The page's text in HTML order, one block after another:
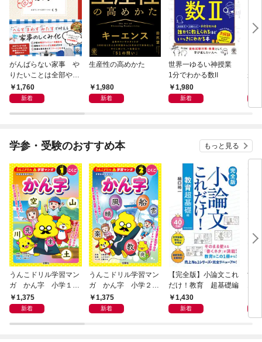
がんばらない家事 や
りたいことは全部や
る！ラクして整う「ご
きげん」ルール
1,760
新着
生産性の高めかた
1,980
新着
世界一ゆるい神授業
1分でわかる数Ⅱ
1,980
新着
が
学参・受験のおすすめ本 もっと見る
うんこドリル学習マン
ガ かん字 小学１年
生 こくご
1,375
新着
うんこドリル学習マン
ガ かん字 小学２年
生 こくご
1,375
新着
【完全版】小論文これ
だけ！教育 超基礎編
1,430
新着
世